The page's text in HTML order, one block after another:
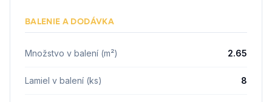
BALENIE A DODÁVKA
Množstvo v balení (m²) 2.65
Lamiel v balení (ks) 8